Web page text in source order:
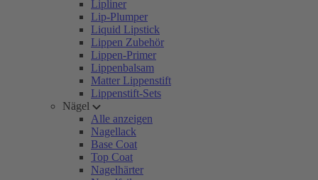
Lipliner
Lip-Plumper
Liquid Lipstick
Lippen Zubehör
Lippen-Primer
Lippenbalsam
Matter Lippenstift
Lippenstift-Sets
Nägel
Alle anzeigen
Nagellack
Base Coat
Top Coat
Nagelhärter